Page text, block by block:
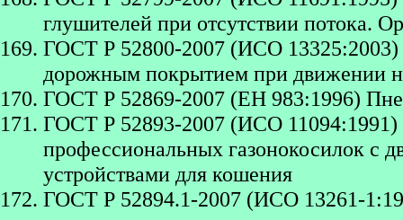
глушителей при отсутствии потока.
ГОСТ Р 52800-2007 (ИСО
дорожным покрытием при движении
ГОСТ Р 52869-2007 (ЕН 983:1996)
ГОСТ Р 52893-2007 (ИСО
профессиональных газонокосилок с
устройствами для кошения
ГОСТ Р 52894.1-2007 (ИСО 13261-